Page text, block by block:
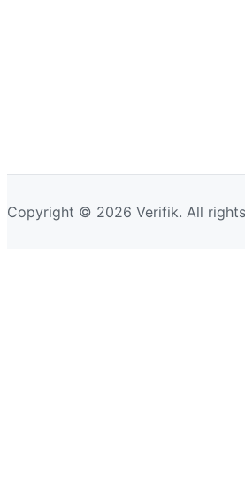
Copyright © 2026 Verifik. All